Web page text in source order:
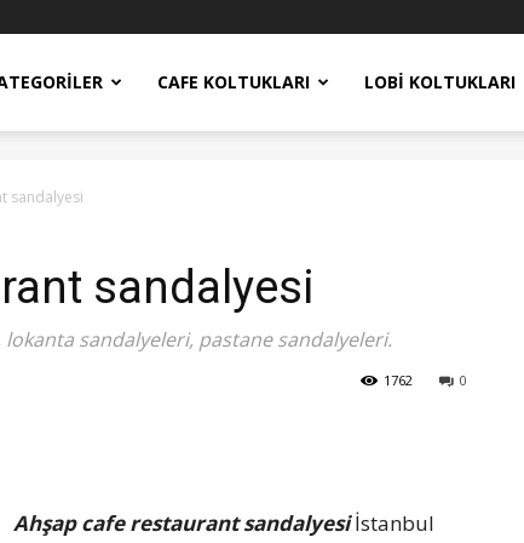
CAFE KOLTUKLARI LOBI KOLTUKLARI
sandalyesi
sandalyesi
sandalyeleri, pastane sandalyeleri.
0
1762
Ahşap cafe restaurant sandalyesiİstanbul